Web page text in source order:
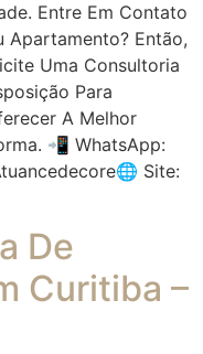
Entre Em Contato
Apartamento? Então,
Uma Consultoria
Para
A Melhor
📲 WhatsApp:
Site:
De
Curitiba –